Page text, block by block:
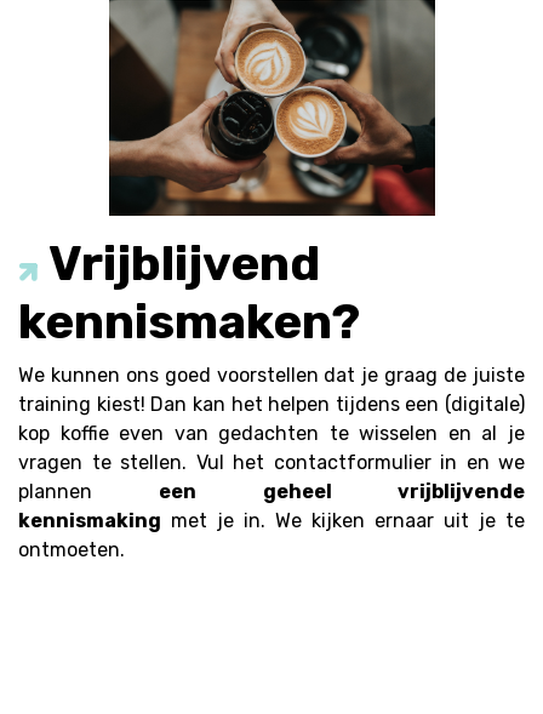
Vrijblijvend
kennismaken?
We kunnen ons goed voorstellen dat je graag de juiste
training kiest! Dan kan het helpen tijdens een (digitale)
kop koffie even van gedachten te wisselen en al je
vragen te stellen. Vul het contactformulier in en we
plannen een geheel vrijblijvende
kennismaking met je in. We kijken ernaar uit je te
ontmoeten.